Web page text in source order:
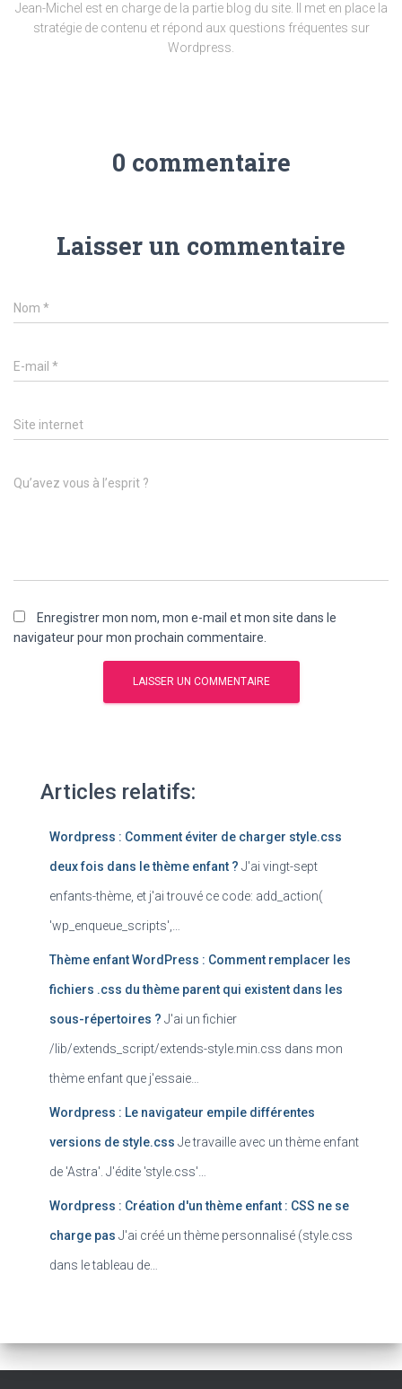
Jean-Michel est en charge de la partie blog du site. Il met en place la
stratégie de contenu et répond aux questions fréquentes sur
Wordpress.
0 commentaire
Laisser un commentaire
Nom *
E-mail *
Site internet
Qu’avez vous à l’esprit ?
Enregistrer mon nom, mon e-mail et mon site dans le
navigateur pour mon prochain commentaire.
Articles relatifs:
Wordpress : Comment éviter de charger style.css
deux fois dans le thème enfant ? J'ai vingt-sept
enfants-thème, et j'ai trouvé ce code: add_action(
'wp_enqueue_scripts',…
Thème enfant WordPress : Comment remplacer les
fichiers .css du thème parent qui existent dans les
sous-répertoires ? J'ai un fichier
/lib/extends_script/extends-style.min.css dans mon
thème enfant que j'essaie…
Wordpress : Le navigateur empile différentes
versions de style.css Je travaille avec un thème enfant
de 'Astra'. J'édite 'style.css'…
Wordpress : Création d'un thème enfant : CSS ne se
charge pas J'ai créé un thème personnalisé (style.css
dans le tableau de…